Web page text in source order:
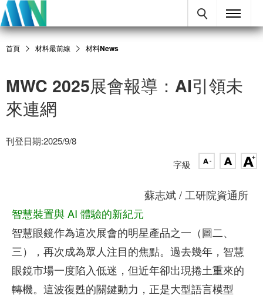
首頁 材料最前線 材料News
MWC 2025展會報導：AI引領未
來連網
刊登日期:2025/9/8
字級
蘇志斌 / 工研院資通所
智慧裝置與 AI 體驗的新紀元
智慧眼鏡作為這次展會的明星產品之一（圖二、
三），再次成為眾人注目的焦點。過去幾年，智慧
眼鏡市場一度陷入低迷，但近年卻出現捲土重來的
轉機。這波復甦的關鍵動力，正是大型語言模型